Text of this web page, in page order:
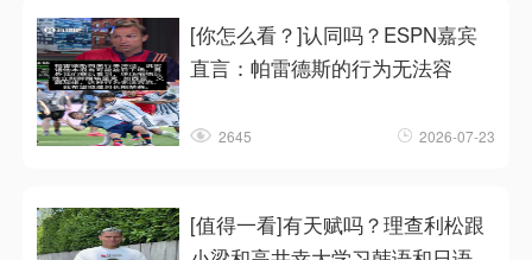
[你怎么看？]认同吗？ESPN嘉宾
直言：帕雷德斯的行为无法容
2645 2026-07-23
[值得一看]有天赋吗？理查利松跟